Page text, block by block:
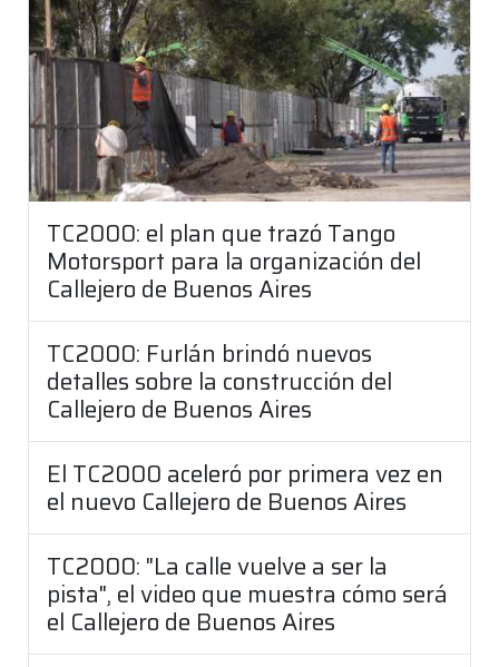
TC2000: el plan que trazó Tango
Motorsport para la organización del
Callejero de Buenos Aires
TC2000: Furlán brindó nuevos
detalles sobre la construcción del
Callejero de Buenos Aires
El TC2000 aceleró por primera vez en
el nuevo Callejero de Buenos Aires
TC2000: "La calle vuelve a ser la
pista", el video que muestra cómo será
el Callejero de Buenos Aires